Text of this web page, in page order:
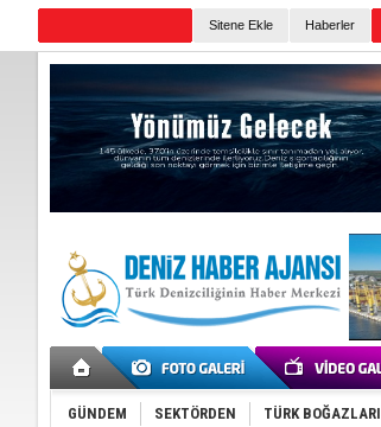
Sitene Ekle Haberler
GÜNDEM SEKTÖRDEN TÜRK BOĞAZLARI